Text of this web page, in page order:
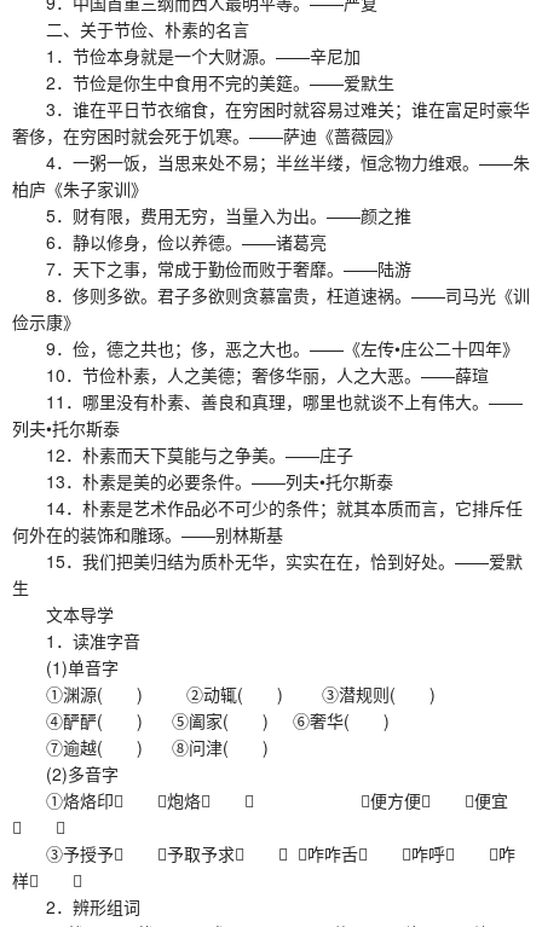
二、关于节俭、朴素的名言
1．节俭本身就是一个大财源。——辛尼加
2．节俭是你生中食用不完的美筵。——爱默生
3．谁在平日节衣缩食，在穷困时就容易过难关；谁在富足时豪华
奢侈，在穷困时就会死于饥寒。——萨迪《蔷薇园》
4．一粥一饭，当思来处不易；半丝半缕，恒念物力维艰。——朱
柏庐《朱子家训》
5．财有限，费用无穷，当量入为出。——颜之推
6．静以修身，俭以养德。——诸葛亮
7．天下之事，常成于勤俭而败于奢靡。——陆游
8．侈则多欲。君子多欲则贪慕富贵，枉道速祸。——司马光《训
俭示康》
9．俭，德之共也；侈，恶之大也。——《左传•庄公二十四年》
10．节俭朴素，人之美德；奢侈华丽，人之大恶。——薛瑄
11．哪里没有朴素、善良和真理，哪里也就谈不上有伟大。——
列夫•托尔斯泰
12．朴素而天下莫能与之争美。——庄子
13．朴素是美的必要条件。——列夫•托尔斯泰
14．朴素是艺术作品必不可少的条件；就其本质而言，它排斥任
何外在的装饰和雕琢。——别林斯基
15．我们把美归结为质朴无华，实实在在，恰到好处。——爱默
生
文本导学
1．读准字音
(1)单音字
①渊源( ) ②动辄( ) ③潜规则( )
④酽酽( ) ⑤阖家( ) ⑥奢华( )
⑦逾越( ) ⑧问津( )
(2)多音字
①烙烙印 炮烙  ②便方便 便宜
 
③予授予 予取予求  ④咋咋舌 咋呼 咋
样 
2．辨形组词